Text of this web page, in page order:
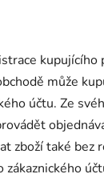
kupujícího
může
účtu. Ze
zboží také bez
zákaznického